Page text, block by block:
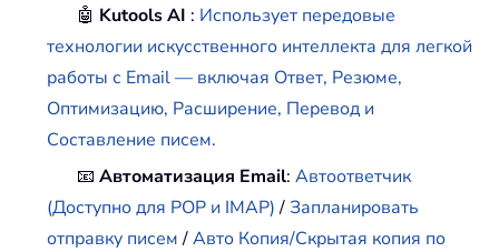
🤖 Kutools AI : Использует передовые
технологии искусственного интеллекта для легкой
работы с Email — включая Ответ, Резюме,
Оптимизацию, Расширение, Перевод и
Составление писем.
📧Автоматизация Email:Автоответчик
(Доступно для POP и IMAP)/Запланировать
отправку писем/Авто Копия/Скрытая копия по